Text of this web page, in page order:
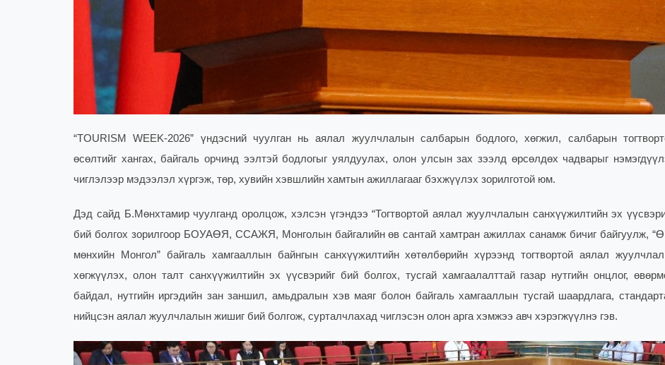
“TOURISM WEEK-2026” үндэсний чуулган нь аялал жуулчлалын салбарын бодлого, хөгжил, салбарын
өсөлтийг хангах, байгаль орчинд ээлтэй бодлогыг уялдуулах, олон улсын зах зээлд өрсөлдөх чадварыг
чиглэлээр мэдээлэл хүргэж, төр, хувийн хэвшлийн хамтын ажиллагааг бэхжүүлэх зорилготой юм.
Дэд сайд Б.Мөнхтамир чуулганд оролцож, хэлсэн үгэндээ “Тогтвортой аялал жуулчлалын санхүүжилтийн эх
бий болгох зорилгоор БОУАӨЯ, ССАЖЯ, Монголын байгалийн өв сантай хамтран ажиллах санамж бичиг байгуулж,
мөнхийн Монгол” байгаль хамгааллын байнгын санхүүжилтийн хөтөлбөрийн хүрээнд тогтвортой аялал
хөгжүүлэх, олон талт санхүүжилтийн эх үүсвэрийг бий болгох, тусгай хамгаалалттай газар нутгийн онцлог,
байдал, нутгийн иргэдийн зан заншил, амьдралын хэв маяг болон байгаль хамгааллын тусгай шаардлага,
нийцсэн аялал жуулчлалын жишиг бий болгож, сурталчлахад чиглэсэн олон арга хэмжээ авч хэрэгжүүлнэ гэв.